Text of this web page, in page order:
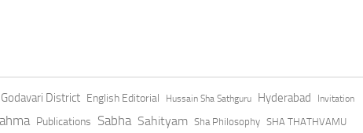
District English Editorial Hussain Sha Sathguru Hyderabad Invitation
Publications Sabha Sahityam Sha Philosophy SHA THATHVAMU